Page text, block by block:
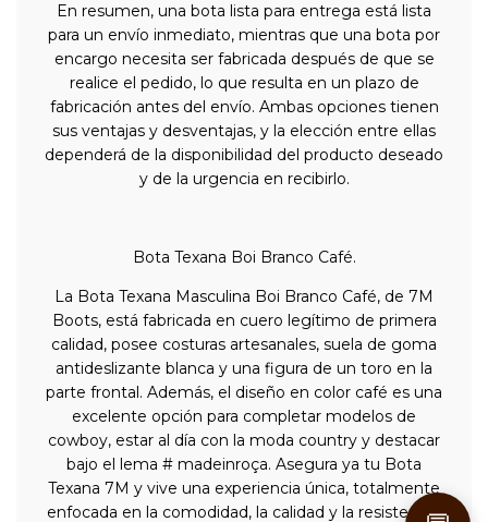
En resumen, una bota lista para entrega está lista
para un envío inmediato, mientras que una bota por
encargo necesita ser fabricada después de que se
realice el pedido, lo que resulta en un plazo de
fabricación antes del envío. Ambas opciones tienen
sus ventajas y desventajas, y la elección entre ellas
dependerá de la disponibilidad del producto deseado
y de la urgencia en recibirlo.
Bota Texana Boi Branco Café.
La Bota Texana Masculina Boi Branco Café, de 7M
Boots, está fabricada en cuero legítimo de primera
calidad, posee costuras artesanales, suela de goma
antideslizante blanca y una figura de un toro en la
parte frontal. Además, el diseño en color café es una
excelente opción para completar modelos de
cowboy, estar al día con la moda country y destacar
bajo el lema # madeinroça. Asegura ya tu Bota
Texana 7M y vive una experiencia única, totalmente
enfocada en la comodidad, la calidad y la resistencia.